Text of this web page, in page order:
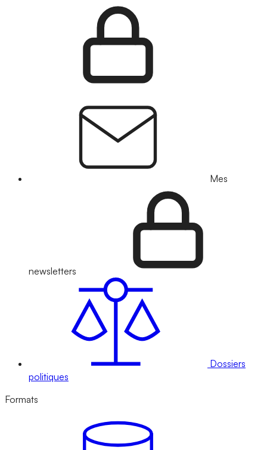
Mes
newsletters
Dossiers
politiques
Formats